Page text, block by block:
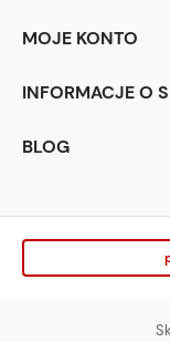
MOJE KONTO
INFORMACJE O
BLOG